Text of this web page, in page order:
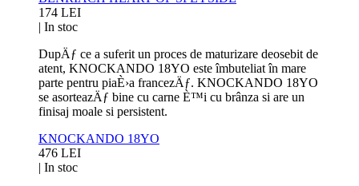
174 LEI
| In stoc
DupÄƒ ce a suferit un proces de maturizare deosebit de
atent, KNOCKANDO 18YO este îmbuteliat în mare
parte pentru piaÈ›a francezÄƒ. KNOCKANDO 18YO
se asorteazÄƒ bine cu carne È™i cu brânza si are un
finisaj moale si persistent.
KNOCKANDO 18YO
476 LEI
| In stoc